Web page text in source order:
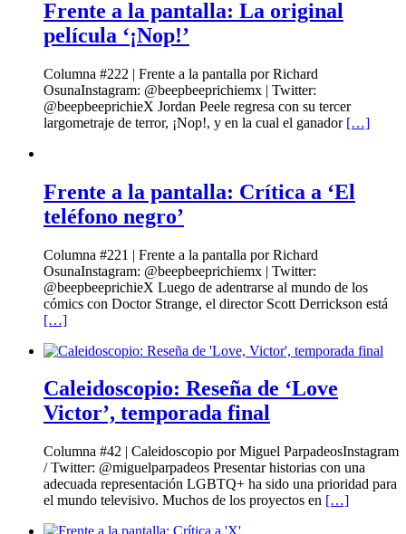
Frente a la pantalla: La original
película ‘¡Nop!’
Columna #222 | Frente a la pantalla por Richard
OsunaInstagram: @beepbeeprichiemx | Twitter:
@beepbeeprichieX Jordan Peele regresa con su tercer
largometraje de terror, ¡Nop!, y en la cual el ganador […]
Frente a la pantalla: Crítica a ‘El
teléfono negro’
Columna #221 | Frente a la pantalla por Richard
OsunaInstagram: @beepbeeprichiemx | Twitter:
@beepbeeprichieX Luego de adentrarse al mundo de los
cómics con Doctor Strange, el director Scott Derrickson está
[…]
Caleidoscopio: Reseña de ‘Love
Victor’, temporada final
Columna #42 | Caleidoscopio por Miguel ParpadeosInstagram
/ Twitter: @miguelparpadeos Presentar historias con una
adecuada representación LGBTQ+ ha sido una prioridad para
el mundo televisivo. Muchos de los proyectos en […]